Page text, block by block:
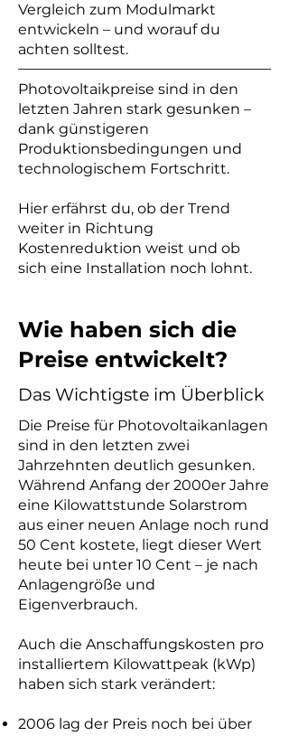
Vergleich zum Modulmarkt
entwickeln – und worauf du
achten solltest.
Photovoltaikpreise sind in den
letzten Jahren stark gesunken –
dank günstigeren
Produktionsbedingungen und
technologischem Fortschritt.
Hier erfährst du, ob der Trend
weiter in Richtung
Kostenreduktion weist und ob
sich eine Installation noch lohnt.
Wie haben sich die
Preise entwickelt?
Das Wichtigste im Überblick
Die Preise für Photovoltaikanlagen
sind in den letzten zwei
Jahrzehnten deutlich gesunken.
Während Anfang der 2000er Jahre
eine Kilowattstunde Solarstrom
aus einer neuen Anlage noch rund
50 Cent kostete, liegt dieser Wert
heute bei unter 10 Cent – je nach
Anlagengröße und
Eigenverbrauch.
Auch die Anschaffungskosten pro
installiertem Kilowattpeak (kWp)
haben sich stark verändert:
2006 lag der Preis noch bei über